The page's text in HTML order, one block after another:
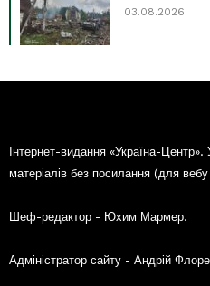
03.08.2026
Інтернет-видання «Україна-
матеріалів без посилання (для
Шеф-редактор - Юхим Мармер.
Адміністратор сайту - Андрій